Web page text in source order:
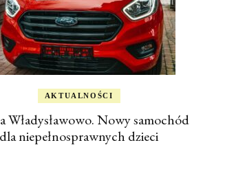
AKTUALNOŚCI
Władysławowo. Nowy samochód
dla niepełnosprawnych dzieci